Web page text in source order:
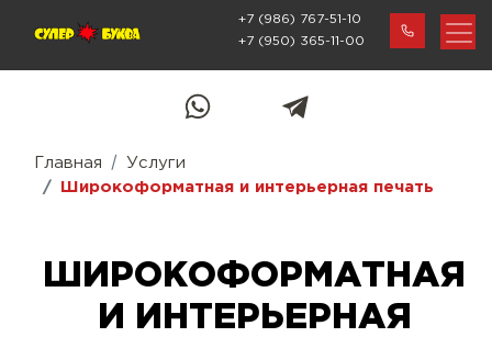
+7 (986) 767-51-10
+7 (950) 365-11-00
Главная
Услуги
Широкоформатная и интерьерная печать
ШИРОКОФОРМАТНАЯ
И ИНТЕРЬЕРНАЯ